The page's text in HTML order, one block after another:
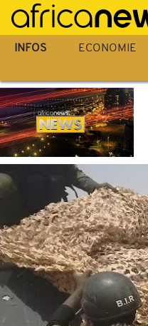
Passer
au
contenu
INFOS ECONOMIE